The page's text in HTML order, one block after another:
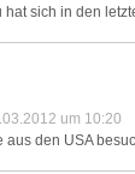
sich in den
um 10:20
aus den USA